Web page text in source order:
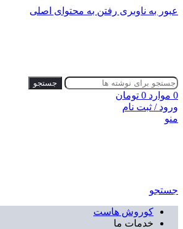
عبور به ناوبری رفتن به محتوای اصلی
جستجو
0 موارد 0 تومان
ورود / ثبت نام
منو
جستجو
کوروش هاست
خدمات ما